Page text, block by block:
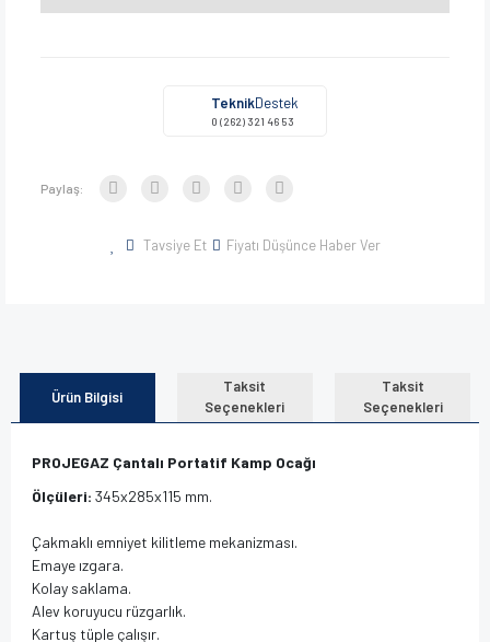
TeknikDestek
0 (262) 321 46 53
Paylaş:
Tavsiye Et Fiyatı Düşünce Haber Ver
Ürün Bilgisi
Taksit
Seçenekleri
Taksit
Seçenekleri
PROJEGAZ Çantalı Portatif Kamp Ocağı
Ölçüleri: 345x285x115 mm.
Çakmaklı emniyet kilitleme mekanizması.
Emaye ızgara.
Kolay saklama.
Alev koruyucu rüzgarlık.
Kartuş tüple çalışır.